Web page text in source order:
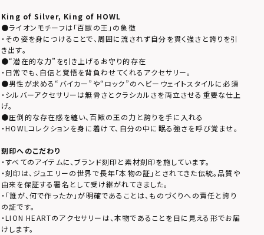
King of Silver, King of HOWL
●ライオンモチーフは「百獣の王」の象徴
・その姿を身につけることで、周囲に流されず自分を貫く強さと誇りを引
き出す。
●“潜在的な力”を引き上げるお守り的存在
・日常でも、自信と覚悟を背負わせてくれるアクセサリー。
●男性が求める“バイカー”や“ロック”のヘビーウェイトスタイルに必須
・シルバーアクセサリーは無骨さとクラシカルさを両立させる重要な仕上
げ。
●圧倒的な存在感を纏い、百獣の王の力と誇りを手に入れる
・HOWLコレクションを身に着けて、自分の中に眠る強さを呼び覚ませ。
刻印へのこだわり
・すべてのアイテムに、ブランド刻印と素材刻印を施しています。
・刻印は、ジュエリーの世界で長年「本物の証」とされてきた伝統。品質や
由来を保証する署名として受け継がれてきました。
・「誰が、何で作ったか」が明確であることは、ものづくりへの責任と誇り
の証です。
・LION HEARTのアクセサリーは、本物であることを目に見える形でお届
けします。